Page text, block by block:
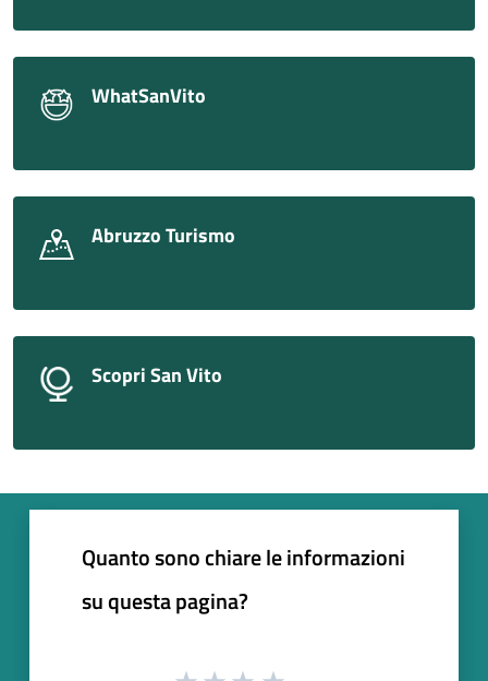
WhatSanVito
Abruzzo Turismo
Scopri San Vito
Quanto sono chiare le informazioni
su questa pagina?